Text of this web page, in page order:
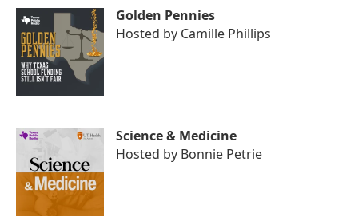
Golden Pennies
Hosted by Camille Phillips
Science & Medicine
Hosted by Bonnie Petrie